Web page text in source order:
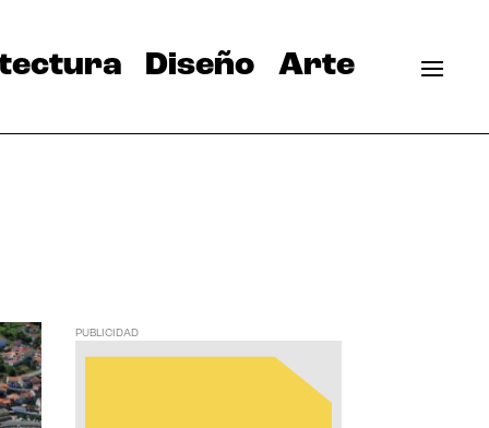
Diseño Arte
PUBLICIDAD